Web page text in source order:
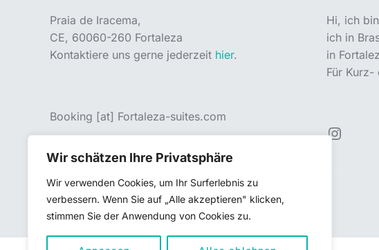
Wir schätzen Ihre Privatsphäre
Wir verwenden Cookies, um Ihr Surferlebnis zu
verbessern. Wenn Sie auf „Alle akzeptieren" klicken,
stimmen Sie der Anwendung von Cookies zu.
Praia de Iracema,
CE, 60060-260 Fortaleza
Kontaktiere uns gerne jederzeit hier.
Booking [at] Fortaleza-suites.com
Hi, ich
ich in
in
Für Kurz-
Impressum/ Datenschutz
Copyright © 2026 Fortaleza Suites Ferienunterkunft Brasilien